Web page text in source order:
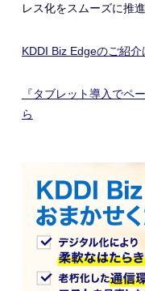
レス化をスムーズに推
KDDI Biz Edgeのご紹介
『タブレット導入でペ
ら